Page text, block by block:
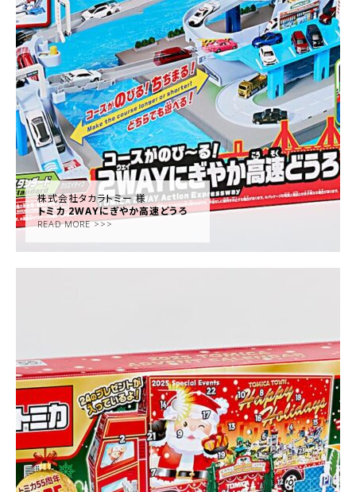
株式会社タカラトミー 様
トミカ 2WAYにぎやか高速どうろ
READ MORE >>>